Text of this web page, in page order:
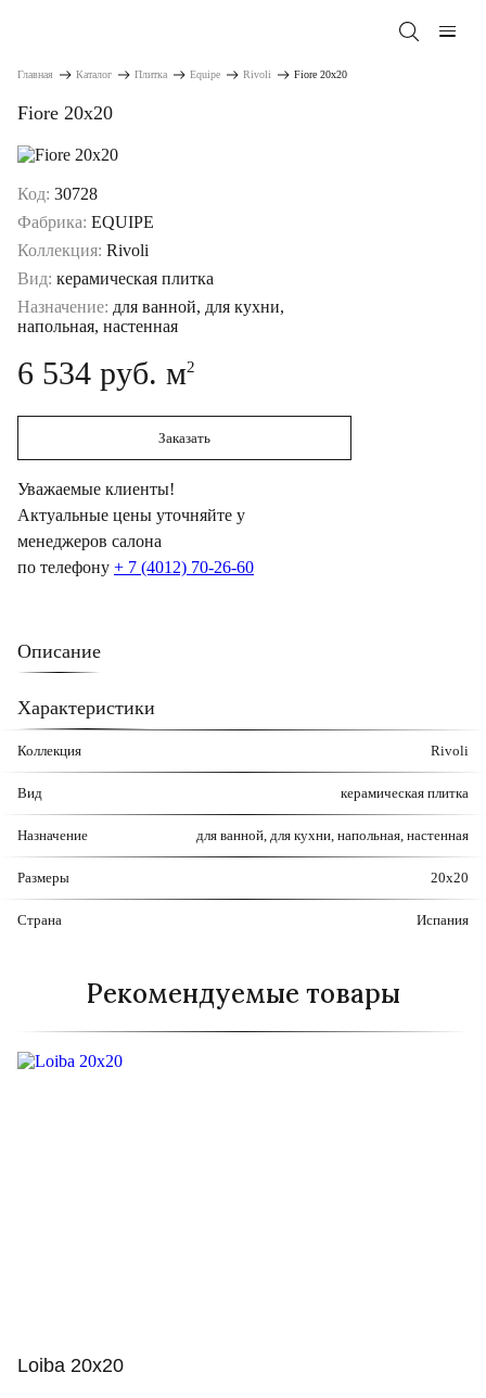
Главная Каталог Плитка Equipe Rivoli Fiore 20x20
Fiore 20x20
Код: 30728
Фабрика: EQUIPE
Коллекция: Rivoli
Вид: керамическая плитка
Назначение: для ванной, для кухни,
напольная, настенная
6 534 руб. м2
Заказать
Уважаемые клиенты!
Актуальные цены уточняйте у
менеджеров салона
по телефону + 7 (4012) 70-26-60
Описание
Характеристики
Коллекция Rivoli
Вид керамическая плитка
Назначение для ванной, для кухни, напольная, настенная
Размеры 20x20
Страна Испания
Рекомендуемые товары
Loiba 20x20